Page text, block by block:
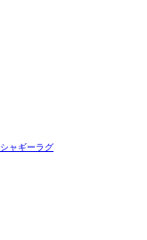
シャギーラグ